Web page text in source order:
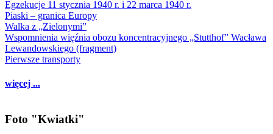
Egzekucje 11 stycznia 1940 r. i 22 marca 1940 r.
Piaski – granica Europy
Walka z „Zielonymi”
Wspomnienia więźnia obozu koncentracyjnego „Stutthof” Wacława
Lewandowskiego (fragment)
Pierwsze transporty
więcej ...
Foto "Kwiatki"